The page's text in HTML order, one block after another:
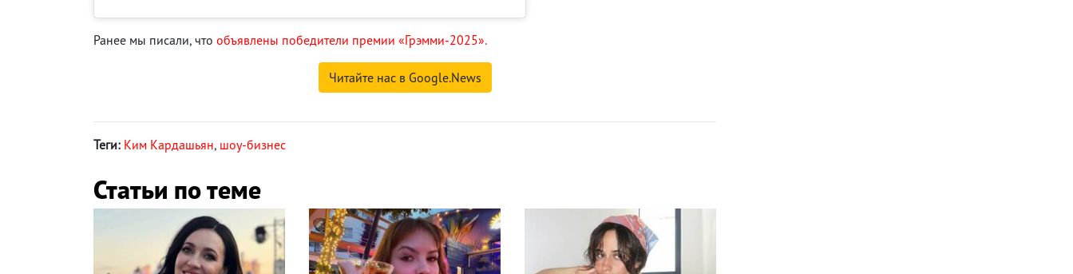
Ранее мы писали, что объявлены победители премии «Грэмми-2025».
Читайте нас в Google.News
Теги: Ким Кардашьян, шоу-бизнес
Статьи по теме